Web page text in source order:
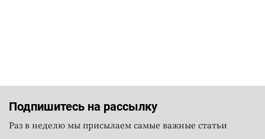
Подпишитесь на рассылку
Раз в неделю мы присылаем самые важные статьи